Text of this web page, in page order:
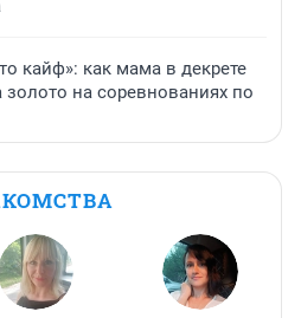
кайф»: как мама в декрете
золото на соревнованиях по